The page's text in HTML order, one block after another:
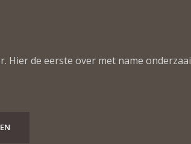
Hier de eerste over met name onderzaai